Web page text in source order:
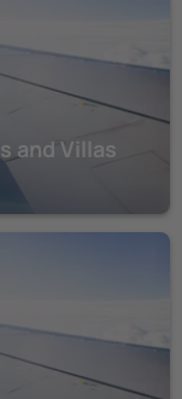
and Villas